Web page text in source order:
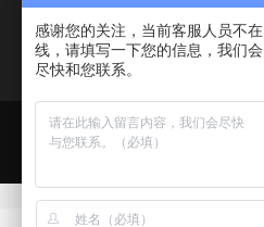
▸爱尔兰移民
▸新加坡移民
感谢您的关注，当前客服人员不在
线，请填写一下您的信息，我们会
尽快和您联系。